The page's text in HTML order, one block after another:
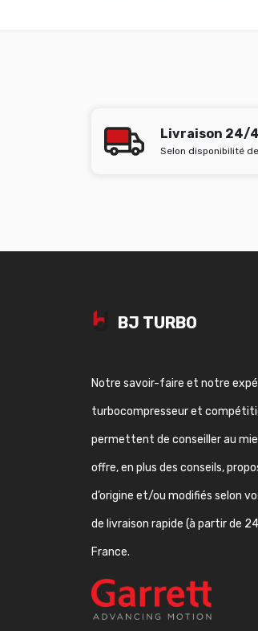
Livraison 24/
Selon disponibilité
BJ TURBO
Notre savoir-faire et notre
turbocompresseur et
permettent de conseiller au
offre, en plus des conseils,
d’origine et/ou modifiés selon
de livraison rapide (à partir de
France.